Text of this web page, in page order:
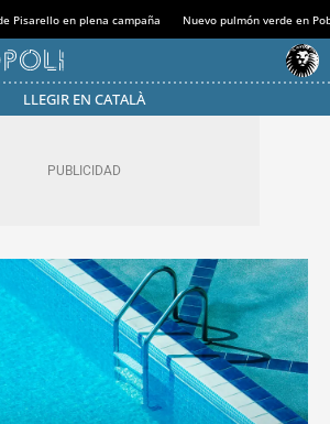
Pisarello en plena campaña Nuevo pulmón verde en
LLEGIR EN CATALÀ